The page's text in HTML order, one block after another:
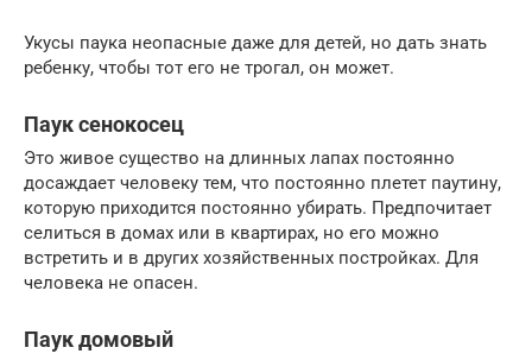
Укусы паука неопасные даже для детей, но дать знать
ребенку, чтобы тот его не трогал, он может.
Паук сенокосец
Это живое существо на длинных лапах постоянно
досаждает человеку тем, что постоянно плетет паутину,
которую приходится постоянно убирать. Предпочитает
селиться в домах или в квартирах, но его можно
встретить и в других хозяйственных постройках. Для
человека не опасен.
Паук домовый